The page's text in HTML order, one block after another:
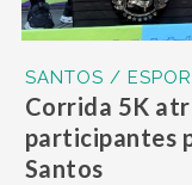
SANTOS /
Corrida 5K
participantes
Santos